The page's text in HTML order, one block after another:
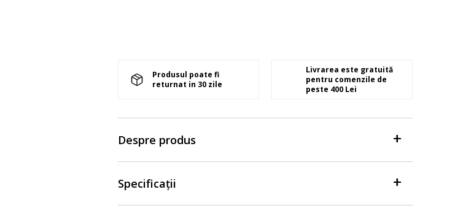
Produsul poate fi
returnat in 30 zile
Livrarea este gratuită
pentru comenzile de
peste 400 Lei
Despre produs
Specificații